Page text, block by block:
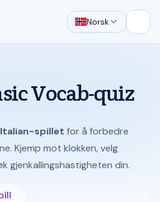
Norsk
Vocab-quiz
spillet for å forbedre
Kjemp mot klokken, velg
gjenkallingshastigheten din.